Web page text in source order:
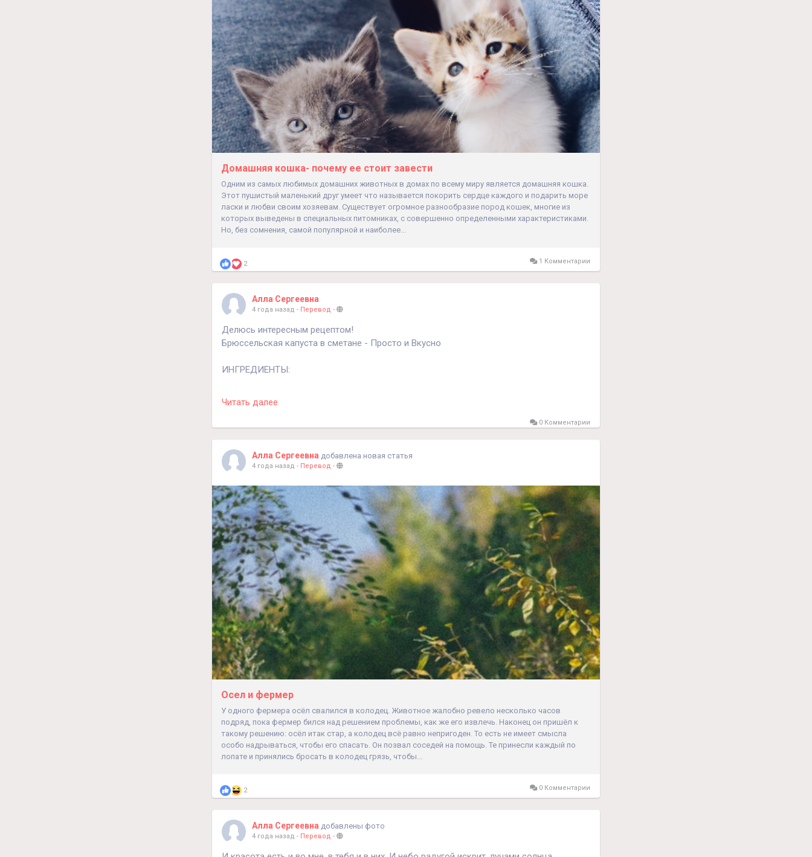
Домашняя кошка- почему ее стоит завести
Одним из самых любимых домашних животных в домах по всему миру является домашняя кошка.
Этот пушистый маленький друг умеет что называется покорить сердце каждого и подарить море
ласки и любви своим хозяевам. Существует огромное разнообразие пород кошек, многие из
которых выведены в специальных питомниках, с совершенно определенными характеристиками.
Но, без сомнения, самой популярной и наиболее...
2 1 Комментарии
Алла Сергеевна
4 года назад - Перевод -
Делюсь интересным рецептом!
Брюссельская капуста в сметане - Просто и Вкусно
ИНГРЕДИЕНТЫ:
1. 800гр брюссельской капусты
2. 3ст. л нежирной сметаны
5. имбирь
Капустку варим 15 мин в подсоленной воде, слить воду, капусту обжарить в масле,
добавить сметану, перец, имбирь, петрушку, тушить 2-3 мин.
Читать далее
0 Комментарии
Алла Сергеевна добавлена новая статья
4 года назад - Перевод -
Осел и фермер
У одного фермера осёл свалился в колодец. Животное жалобно ревело несколько часов
подряд, пока фермер бился над решением проблемы, как же его извлечь. Наконец он пришёл к
такому решению: осёл итак стар, а колодец всё равно непригоден. То есть не имеет смысла
особо надрываться, чтобы его спасать. Он позвал соседей на помощь. Те принесли каждый по
лопате и принялись бросать в колодец грязь, чтобы...
2 0 Комментарии
Алла Сергеевна добавлены фото
4 года назад - Перевод -